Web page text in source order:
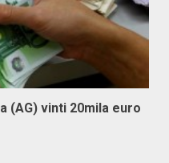
(AG) vinti 20mila euro